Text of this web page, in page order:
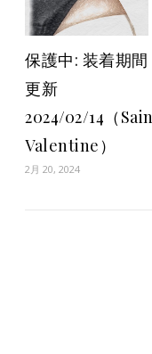
保護中: 装着期間
更新
2024/02/14（
Valentine）
2月 20, 2024